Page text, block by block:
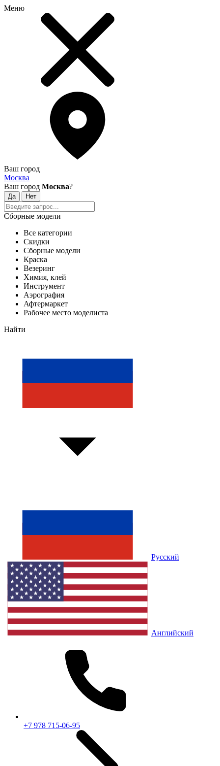
Меню
Ваш город
Москва
Ваш город Москва?
Сборные модели
Все категории
Скидки
Сборные модели
Краска
Везеринг
Химия, клей
Инструмент
Аэрография
Афтермаркет
Рабочее место моделиста
Найти
Русский
Английский
+7 978 715-06-95